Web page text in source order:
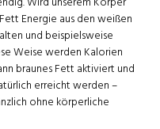
Energie aus den weißen
und beispielsweise
Weise werden Kalorien
braunes Fett aktiviert und
erreicht werden –
ohne körperliche